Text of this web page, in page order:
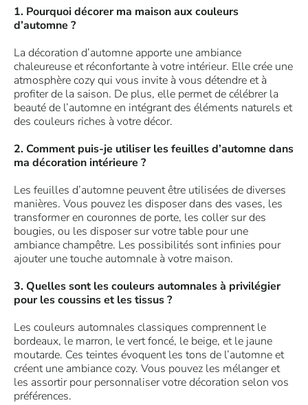
1. Pourquoi décorer ma maison aux couleurs
d’automne ?
La décoration d’automne apporte une ambiance
chaleureuse et réconfortante à votre intérieur. Elle crée une
atmosphère cozy qui vous invite à vous détendre et à
profiter de la saison. De plus, elle permet de célébrer la
beauté de l’automne en intégrant des éléments naturels et
des couleurs riches à votre décor.
2. Comment puis-je utiliser les feuilles d’automne dans
ma décoration intérieure ?
Les feuilles d’automne peuvent être utilisées de diverses
manières. Vous pouvez les disposer dans des vases, les
transformer en couronnes de porte, les coller sur des
bougies, ou les disposer sur votre table pour une
ambiance champêtre. Les possibilités sont infinies pour
ajouter une touche automnale à votre maison.
3. Quelles sont les couleurs automnales à privilégier
pour les coussins et les tissus ?
Les couleurs automnales classiques comprennent le
bordeaux, le marron, le vert foncé, le beige, et le jaune
moutarde. Ces teintes évoquent les tons de l’automne et
créent une ambiance cozy. Vous pouvez les mélanger et
les assortir pour personnaliser votre décoration selon vos
préférences.